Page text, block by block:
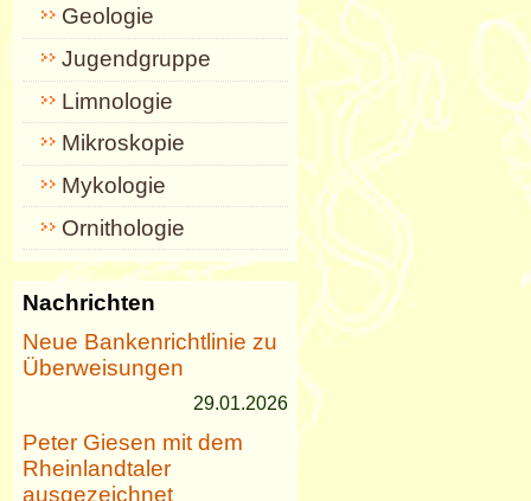
Geologie
Jugendgruppe
Limnologie
Mikroskopie
Mykologie
Ornithologie
Nachrichten
Neue Bankenrichtlinie zu
Überweisungen
29.01.2026
Peter Giesen mit dem
Rheinlandtaler
ausgezeichnet